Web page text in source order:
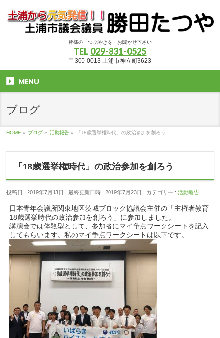
皆様の「つぶやきを」お聞かせ下さい
TEL 029-831-0525
〒300-0013 土浦市神立町3623
MENU
ブログ
HOME » ブログ » 活動報告 » 「18歳選挙権時代」の政治参加を創ろう
「18歳選挙権時代」の政治参加を創ろう
投稿日 : 2019年7月13日 最終更新日時 : 2019年7月23日 カテゴリー :活動報告
日本青年会議所関東地区茨城ブロック協議会主催の「主権者教育
18歳選挙時代の政治参加を創ろう」に参加しました。
講演会では体験型として、参加者にマイ争点ワークシートを記入
してもらいます。私のマイ争点ワークシートは以下です。